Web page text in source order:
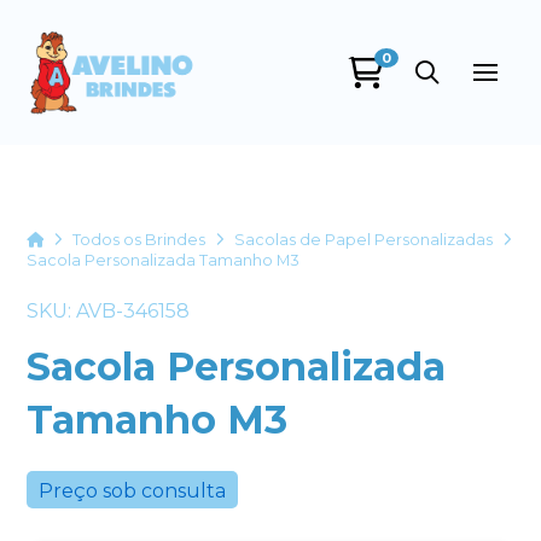
0
HomeTodos os Brindes
Sacolas de Papel Personalizadas
Sacola Personalizada Tamanho M3
SKU: AVB-346158
Sacola Personalizada
Tamanho M3
Preço sob consulta